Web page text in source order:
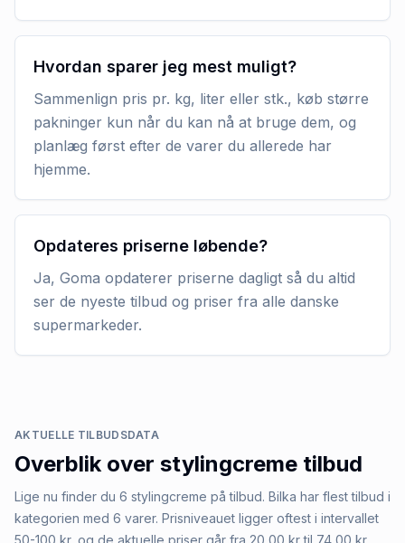
Hvordan sparer jeg mest muligt?
Sammenlign pris pr. kg, liter eller stk., køb større
pakninger kun når du kan nå at bruge dem, og
planlæg først efter de varer du allerede har
hjemme.
Opdateres priserne løbende?
Ja, Goma opdaterer priserne dagligt så du altid
ser de nyeste tilbud og priser fra alle danske
supermarkeder.
AKTUELLE TILBUDSDATA
Overblik over stylingcreme tilbud
Lige nu finder du 6 stylingcreme på tilbud. Bilka har flest tilbud i
kategorien med 6 varer. Prisniveauet ligger oftest i intervallet
50-100 kr, og de aktuelle priser går fra 20,00 kr til 74,00 kr.